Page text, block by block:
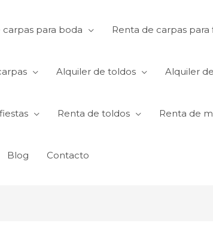
carpas para boda Renta de carpas para
Alquiler de toldos Alquiler
Renta de toldos Renta de
Blog Contacto